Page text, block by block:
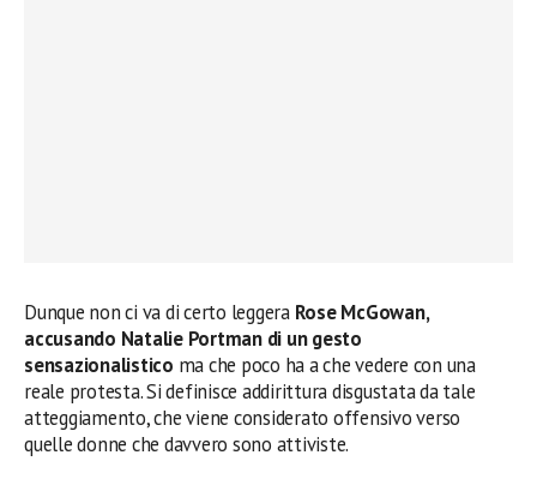
Dunque non ci va di certo leggera Rose McGowan,
accusando Natalie Portman di un gesto
sensazionalistico ma che poco ha a che vedere con una
reale protesta. Si definisce addirittura disgustata da tale
atteggiamento, che viene considerato offensivo verso
quelle donne che davvero sono attiviste.